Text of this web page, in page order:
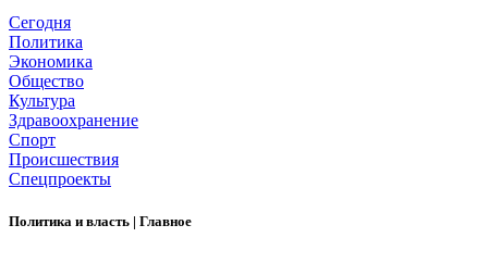
Сегодня
Политика
Экономика
Общество
Культура
Здравоохранение
Спорт
Происшествия
Спецпроекты
Политика и власть | Главное